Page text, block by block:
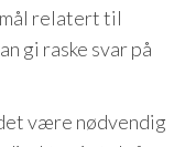
relatert til
gi raske svar på
være nødvendig